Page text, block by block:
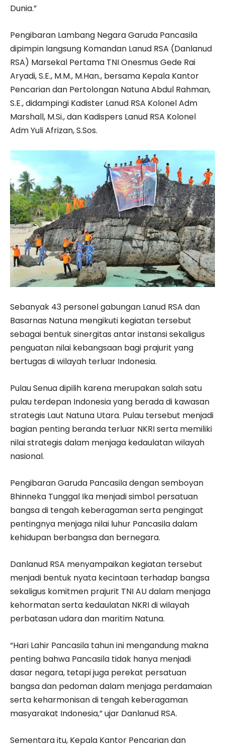
Dunia.”
Pengibaran Lambang Negara Garuda Pancasila
dipimpin langsung Komandan Lanud RSA (Danlanud
RSA) Marsekal Pertama TNI Onesmus Gede Rai
Aryadi, S.E., M.M., M.Han., bersama Kepala Kantor
Pencarian dan Pertolongan Natuna Abdul Rahman,
S.E., didampingi Kadister Lanud RSA Kolonel Adm
Marshall, M.Si., dan Kadispers Lanud RSA Kolonel
Adm Yuli Afrizan, S.Sos.
Sebanyak 43 personel gabungan Lanud RSA dan
Basarnas Natuna mengikuti kegiatan tersebut
sebagai bentuk sinergitas antar instansi sekaligus
penguatan nilai kebangsaan bagi prajurit yang
bertugas di wilayah terluar Indonesia.
Pulau Senua dipilih karena merupakan salah satu
pulau terdepan Indonesia yang berada di kawasan
strategis Laut Natuna Utara. Pulau tersebut menjadi
bagian penting beranda terluar NKRI serta memiliki
nilai strategis dalam menjaga kedaulatan wilayah
nasional.
Pengibaran Garuda Pancasila dengan semboyan
Bhinneka Tunggal Ika menjadi simbol persatuan
bangsa di tengah keberagaman serta pengingat
pentingnya menjaga nilai luhur Pancasila dalam
kehidupan berbangsa dan bernegara.
Danlanud RSA menyampaikan kegiatan tersebut
menjadi bentuk nyata kecintaan terhadap bangsa
sekaligus komitmen prajurit TNI AU dalam menjaga
kehormatan serta kedaulatan NKRI di wilayah
perbatasan udara dan maritim Natuna.
“Hari Lahir Pancasila tahun ini mengandung makna
penting bahwa Pancasila tidak hanya menjadi
dasar negara, tetapi juga perekat persatuan
bangsa dan pedoman dalam menjaga perdamaian
serta keharmonisan di tengah keberagaman
masyarakat Indonesia,” ujar Danlanud RSA.
Sementara itu, Kepala Kantor Pencarian dan